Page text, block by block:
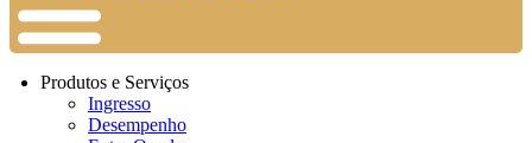
Produtos e Serviços
Ingresso
Desempenho